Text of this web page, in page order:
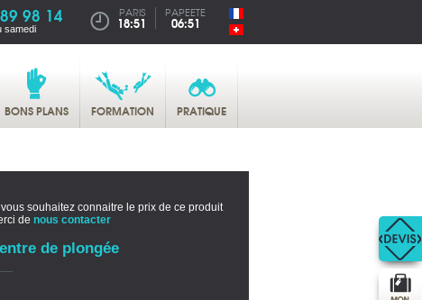
98 14
samedi
PARIS
18:51
PAPEETE
06:51
BONS PLANS FORMATION PRATIQUE
souhaitez connaitre le prix de ce produit
de nous contacter
de plongée